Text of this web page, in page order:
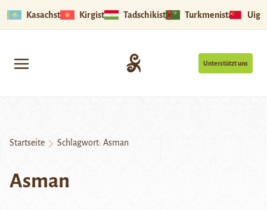
Kasachstan Kirgistan Tadschikistan Turkmenistan
Unterstützt uns
Startseite Schlagwort: Asman
Asman